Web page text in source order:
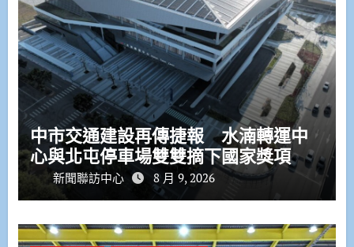
中市交通建設再傳捷報 水湳轉運中
心與北屯停車場雙雙摘下國家獎項
新聞聯訪中心 8 月 9, 2026